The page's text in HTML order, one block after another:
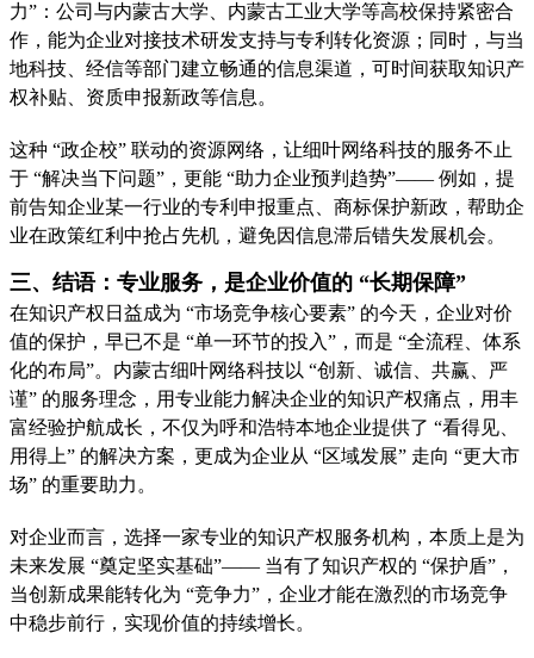
力”：公司与内蒙古大学、内蒙古工业大学等高校保持紧密合
作，能为企业对接技术研发支持与专利转化资源；同时，与当
地科技、经信等部门建立畅通的信息渠道，可时间获取知识产
权补贴、资质申报新政等信息。
这种 “政企校” 联动的资源网络，让细叶网络科技的服务不止
于 “解决当下问题”，更能 “助力企业预判趋势”—— 例如，提
前告知企业某一行业的专利申报重点、商标保护新政，帮助企
业在政策红利中抢占先机，避免因信息滞后错失发展机会。
三、结语：专业服务，是企业价值的 “长期保障”
在知识产权日益成为 “市场竞争核心要素” 的今天，企业对价
值的保护，早已不是 “单一环节的投入”，而是 “全流程、体系
化的布局”。内蒙古细叶网络科技以 “创新、诚信、共赢、严
谨” 的服务理念，用专业能力解决企业的知识产权痛点，用丰
富经验护航成长，不仅为呼和浩特本地企业提供了 “看得见、
用得上” 的解决方案，更成为企业从 “区域发展” 走向 “更大市
场” 的重要助力。
对企业而言，选择一家专业的知识产权服务机构，本质上是为
未来发展 “奠定坚实基础”—— 当有了知识产权的 “保护盾”，
当创新成果能转化为 “竞争力”，企业才能在激烈的市场竞争
中稳步前行，实现价值的持续增长。